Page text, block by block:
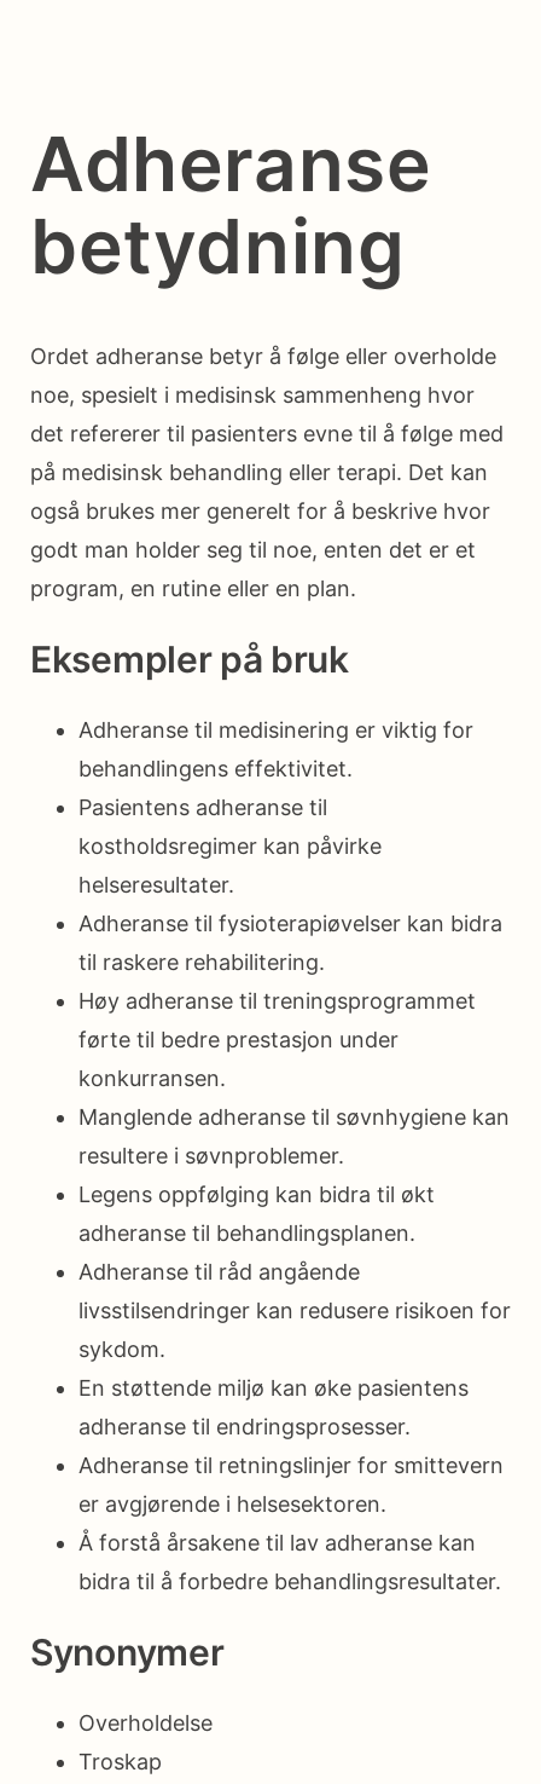
Adheranse
betydning
Ordet adheranse betyr å følge eller overholde
noe, spesielt i medisinsk sammenheng hvor
det refererer til pasienters evne til å følge med
på medisinsk behandling eller terapi. Det kan
også brukes mer generelt for å beskrive hvor
godt man holder seg til noe, enten det er et
program, en rutine eller en plan.
Eksempler på bruk
Adheranse til medisinering er viktig for
behandlingens effektivitet.
Pasientens adheranse til
kostholdsregimer kan påvirke
helseresultater.
Adheranse til fysioterapiøvelser kan bidra
til raskere rehabilitering.
Høy adheranse til treningsprogrammet
førte til bedre prestasjon under
konkurransen.
Manglende adheranse til søvnhygiene kan
resultere i søvnproblemer.
Legens oppfølging kan bidra til økt
adheranse til behandlingsplanen.
Adheranse til råd angående
livsstilsendringer kan redusere risikoen for
sykdom.
En støttende miljø kan øke pasientens
adheranse til endringsprosesser.
Adheranse til retningslinjer for smittevern
er avgjørende i helsesektoren.
Å forstå årsakene til lav adheranse kan
bidra til å forbedre behandlingsresultater.
Synonymer
Overholdelse
Troskap